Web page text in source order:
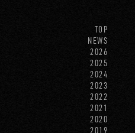
TOP
NEWS
2026
2025
2024
2023
2022
2021
2020
2019